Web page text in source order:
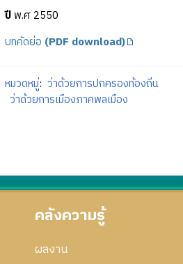
ปีพ.ศ 2550
บทคัดย่อ (PDF download)
หมวดหมู่: ว่าด้วยการปกครองท้องถิ่น
ว่าด้วยการเมืองภาคพลเมือง
คลังความรู้
ผลงาน